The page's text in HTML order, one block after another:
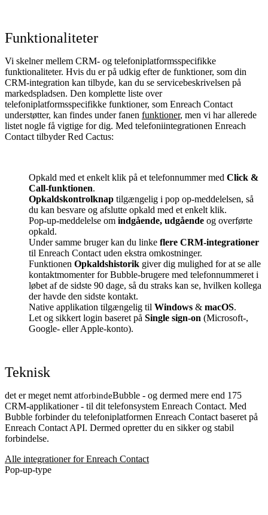
Funktionaliteter
Vi skelner mellem CRM- og telefoniplatformsspecifikke
funktionaliteter. Hvis du er på udkig efter de funktioner, som din
CRM-integration kan tilbyde, kan du se servicebeskrivelsen på
markedspladsen. Den komplette liste over
telefoniplatformsspecifikke funktioner, som Enreach Contact
understøtter, kan findes under fanen funktioner, men vi har allerede
listet nogle få vigtige for dig. Med telefoniintegrationen Enreach
Contact tilbyder Red Cactus:
Opkald med et enkelt klik på et telefonnummer med Click &
Call-funktionen.
Opkaldskontrolknap tilgængelig i pop op-meddelelsen, så
du kan besvare og afslutte opkald med et enkelt klik.
Pop-up-meddelelse om indgående, udgående og overførte
opkald.
Under samme bruger kan du linke flere CRM-integrationer
til Enreach Contact uden ekstra omkostninger.
Funktionen Opkaldshistorik giver dig mulighed for at se alle
kontaktmomenter for Bubble-brugere med telefonnummeret i
løbet af de sidste 90 dage, så du straks kan se, hvilken kollega
der havde den sidste kontakt.
Native applikation tilgængelig til Windows & macOS.
Let og sikkert login baseret på Single sign-on (Microsoft-,
Google- eller Apple-konto).
Teknisk
det er meget nemt atforbindeBubble - og dermed mere end 175
CRM-applikationer - til dit telefonsystem Enreach Contact. Med
Bubble forbinder du telefoniplatformen Enreach Contact baseret på
Enreach Contact API. Dermed opretter du en sikker og stabil
forbindelse.
Alle integrationer for Enreach Contact
Pop-up-type